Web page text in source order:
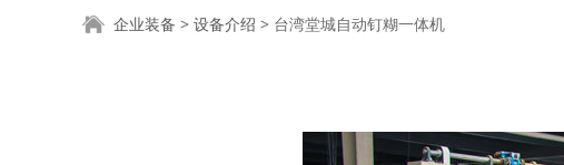
台湾堂城自动钉糊一体机
企业装备 > 设备介绍 > 台湾堂城自动钉糊一体机